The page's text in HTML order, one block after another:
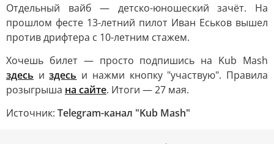
Отдельный вайб — детско-юношеский зачёт. На
прошлом фесте 13-летний пилот Иван Еськов вышел
против дрифтера с 10-летним стажем.
Хочешь билет — просто подпишись на Kub Mash
здесь издесь и нажми кнопку "участвую". Правила
розыгрыша на сайте. Итоги — 27 мая.
Источник: Telegram-канал "Kub Mash"